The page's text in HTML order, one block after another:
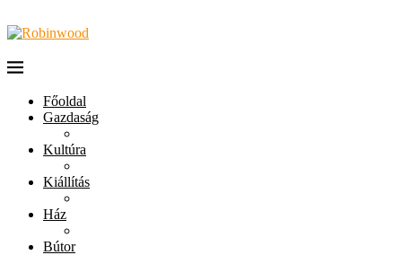
Főoldal
Gazdaság
Kultúra
Kiállítás
Ház
Bútor